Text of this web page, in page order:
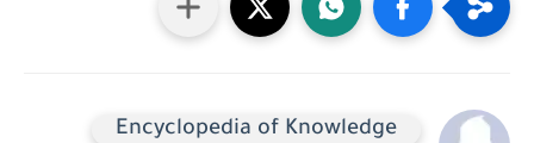
Encyclopedia of Knowledge